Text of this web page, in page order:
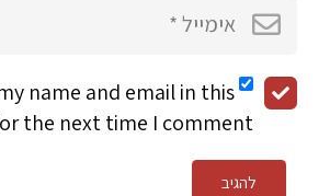
name and email in this
the next time I comment.
להגיב